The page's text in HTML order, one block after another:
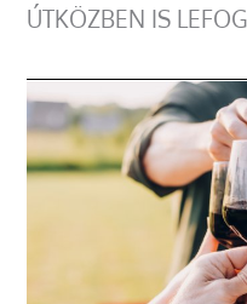
ÚTKÖZBEN IS